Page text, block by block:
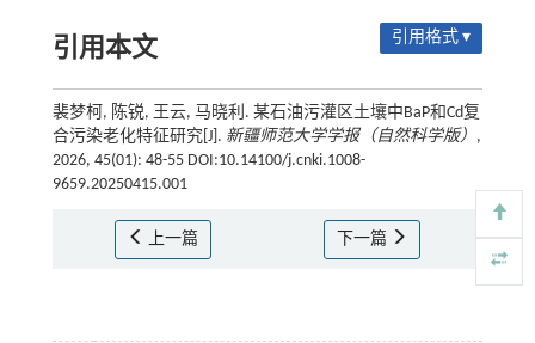
引用本文 引用格式 ▾
裴梦柯, 陈锐, 王云, 马晓利. 某石油污灌区土壤中BaP和Cd复
合污染老化特征研究[J]. 新疆师范大学学报（自然科学版） ,
2026, 45(01): 48-55 DOI:10.14100/j.cnki.1008-
9659.20250415.001
上一篇 下一篇